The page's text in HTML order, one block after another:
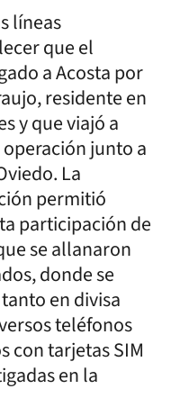
líneas
que el
a Acosta por
residente en
y que viajó a
junto a
La
permitió
participación de
se allanaron
donde se
en divisa
teléfonos
con tarjetas SIM
en la